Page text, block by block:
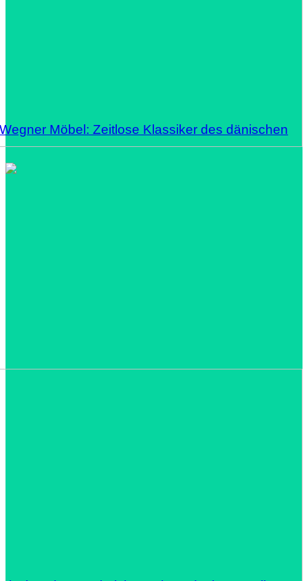
Möbel: Zeitlose Klassiker des dänischen